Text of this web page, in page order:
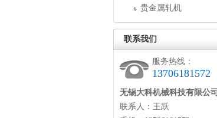
贵金属轧机
联系我们
服务热线：
13706181572
无锡大科机械科技有限公司
联系人：王跃